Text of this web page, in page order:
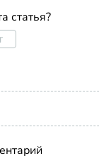
статья?